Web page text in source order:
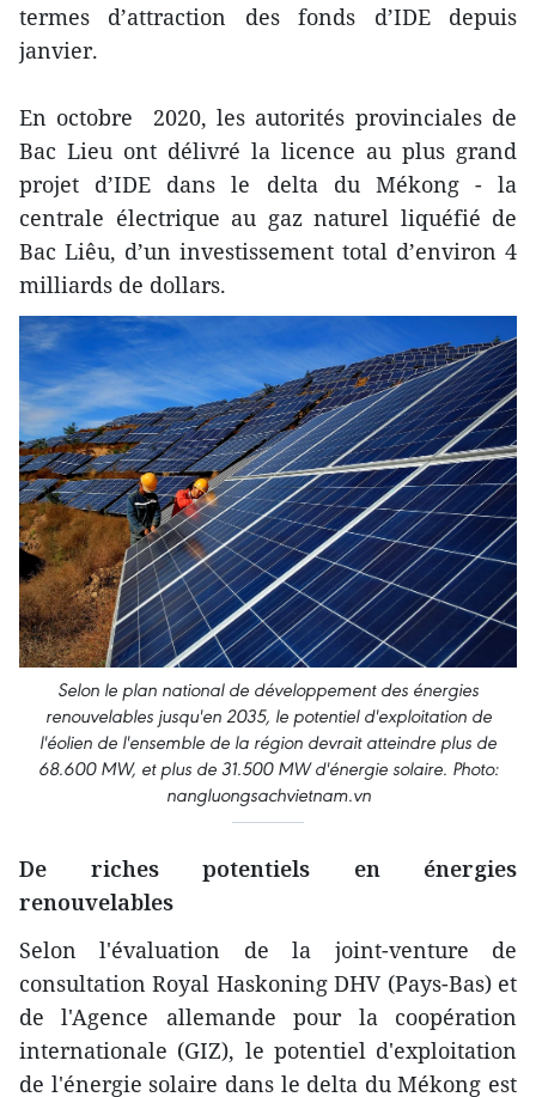
termes d’attraction des fonds d’IDE depuis
janvier.
En octobre 2020, les autorités provinciales de
Bac Lieu ont délivré la licence au plus grand
projet d’IDE dans le delta du Mékong - la
centrale électrique au gaz naturel liquéfié de
Bac Liêu, d’un investissement total d’environ 4
milliards de dollars.
Selon le plan national de développement des énergies
renouvelables jusqu'en 2035, le potentiel d'exploitation de
l'éolien de l'ensemble de la région devrait atteindre plus de
68.600 MW, et plus de 31.500 MW d'énergie solaire. Photo:
nangluongsachvietnam.vn
De riches potentiels en énergies
renouvelables
Selon l'évaluation de la joint-venture de
consultation Royal Haskoning DHV (Pays-Bas) et
de l'Agence allemande pour la coopération
internationale (GIZ), le potentiel d'exploitation
de l'énergie solaire dans le delta du Mékong est